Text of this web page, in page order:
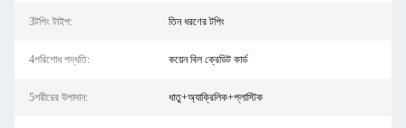
3টপিং টাইপ: তিন ধরণের টপিং
4পরিশোধ পদ্ধতি: কয়েন বিল ক্রেডিট কার্ড
5শরীরের উপাদান: ধাতু+অ্যাক্রিলিক+প্লাস্টিক